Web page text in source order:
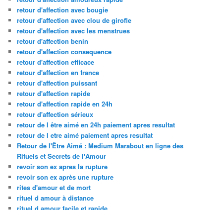
retour d'affection avec bougie
retour d'affection avec clou de girofle
retour d'affection avec les menstrues
retour d'affection benin
retour d'affection consequence
retour d'affection efficace
retour d'affection en france
retour d'affection puissant
retour d'affection rapide
retour d'affection rapide en 24h
retour d'affection sérieux
retour de l être aimé en 24h paiement apres resultat
retour de l etre aimé paiement apres resultat
Retour de l'Être Aimé : Medium Marabout en ligne des
Rituels et Secrets de l'Amour
revoir son ex apres la rupture
revoir son ex après une rupture
rites d'amour et de mort
rituel d amour à distance